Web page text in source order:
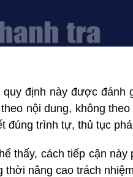
quy định này được đánh
nội dung, không
đúng trình tự, thủ tục
thấy, cách tiếp cận
thời nâng cao trách